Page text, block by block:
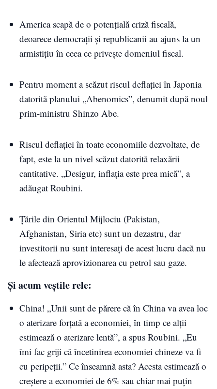
America scapă de o potenţială criză fiscală,
deoarece democraţii şi republicanii au ajuns la un
armistiţiu în ceea ce priveşte domeniul fiscal.
Pentru moment a scăzut riscul deflaţiei în Japonia
datorită planului „Abenomics”, denumit după noul
prim-ministru Shinzo Abe.
Riscul deflaţiei în toate economiile dezvoltate, de
fapt, este la un nivel scăzut datorită relaxării
cantitative. „Desigur, inflaţia este prea mică”, a
adăugat Roubini.
Ţările din Orientul Mijlociu (Pakistan,
Afghanistan, Siria etc) sunt un dezastru, dar
investitorii nu sunt interesaţi de acest lucru dacă nu
le afectează aprovizionarea cu petrol sau gaze.
Şi acum veştile rele:
China! „Unii sunt de părere că în China va avea loc
o aterizare forţată a economiei, în timp ce alţii
estimează o aterizare lentă”, a spus Roubini. „Eu
îmi fac griji că încetinirea economiei chineze va fi
cu peripeţii.” Ce înseamnă asta? Acesta estimează o
creştere a economiei de 6% sau chiar mai puţin